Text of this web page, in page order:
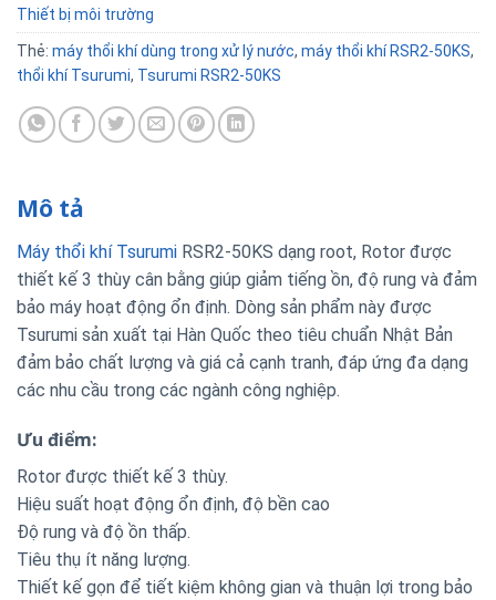
Thiết bị môi trường
Thẻ: máy thổi khí dùng trong xử lý nước, máy thổi khí RSR2-50KS,
thổi khí Tsurumi, Tsurumi RSR2-50KS
Mô tả
Máy thổi khí Tsurumi RSR2-50KS dạng root, Rotor được
thiết kế 3 thùy cân bằng giúp giảm tiếng ồn, độ rung và đảm
bảo máy hoạt động ổn định. Dòng sản phẩm này được
Tsurumi sản xuất tại Hàn Quốc theo tiêu chuẩn Nhật Bản
đảm bảo chất lượng và giá cả cạnh tranh, đáp ứng đa dạng
các nhu cầu trong các ngành công nghiệp.
Ưu điểm:
Rotor được thiết kế 3 thùy.
Hiệu suất hoạt động ổn định, độ bền cao
Độ rung và độ ồn thấp.
Tiêu thụ ít năng lượng.
Thiết kế gọn để tiết kiệm không gian và thuận lợi trong bảo